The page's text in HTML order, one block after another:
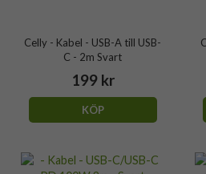
Celly - Kabel - USB-A till USB-
C - 2m Svart
199 kr
KÖP